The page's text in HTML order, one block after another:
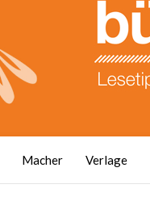
Macher Verlage